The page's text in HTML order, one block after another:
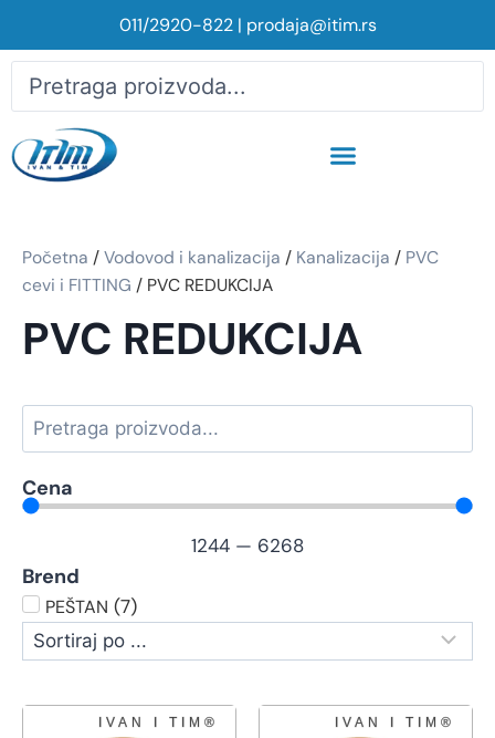
011/2920-822| prodaja@itim.rs
Početna /Vodovod i kanalizacija / Kanalizacija / PVC
cevi i FITTING / PVC REDUKCIJA
PVC REDUKCIJA
Cena
1244 — 6268
Brend
PEŠTAN (7)